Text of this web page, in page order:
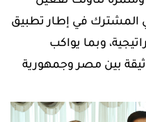
المشترك في إطار تطبيق
وبما يواكب
بين مصر وجمهورية